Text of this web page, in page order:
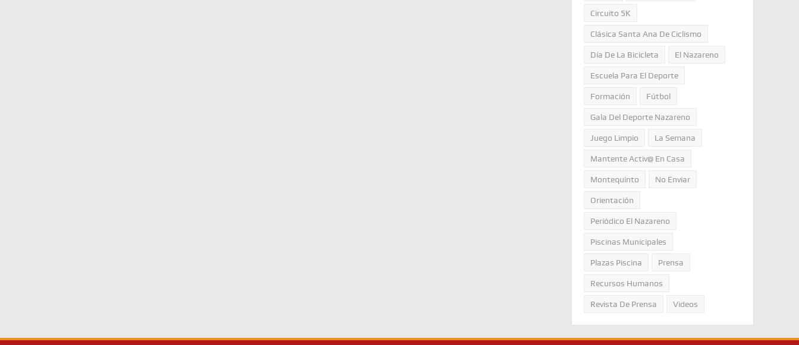
Circuito 5K
Clásica Santa Ana De Ciclismo
Día De La Bicicleta El Nazareno
Escuela Para El Deporte
Formación Fútbol
Gala Del Deporte Nazareno
Juego Limpio La Semana
Mantente Activ@ En Casa
Montequinto No Enviar
Orientación
Periódico El Nazareno
Piscinas Municipales
Plazas Piscina Prensa
Recursos Humanos
Revista De Prensa Videos